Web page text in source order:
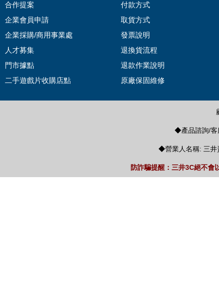
合作提案
企業會員申請
企業採購/商用事業處
人才募集
門市據點
二手遊戲片收購店點
付款方式
取貨方式
發票說明
退換貨流程
退款作業說明
原廠保固維修
◆產品諮詢/客
◆營業人名稱: 三井
防詐騙提醒：三井3C絕不會